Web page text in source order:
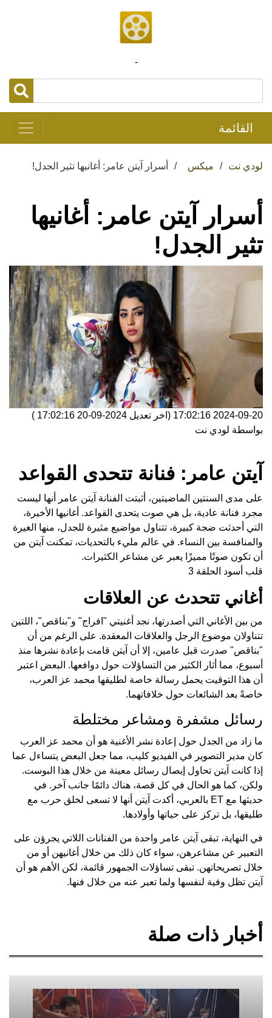
-
القائمة
لودي نت ميكس أسرار آيتن عامر: أغانيها تثير الجدل!
أسرار آيتن عامر: أغانيها
تثير الجدل!
2024-09-20 17:02:16 (اخر تعديل 2024-09-20 17:02:16
)
بواسطة لودي نت
آيتن عامر: فنانة تتحدى القواعد
على مدى السنتين الماضيتين، أثبتت الفنانة آيتن عامر
أنها ليست
مجرد فنانة عادية، بل هي صوت يتحدى القواعد. أغانيها الأخيرة،
التي أحدثت ضجة كبيرة، تتناول مواضيع مثيرة للجدل، منها الغيرة
والمنافسة بين النساء. في عالم مليء بالتحديات، تمكنت آيتن من
أن تكون صوتًا مميزًا يعبر عن مشاعر الكثيرات.
قلب أسود الحلقة 3
أغاني تتحدث عن العلاقات
من بين الأغاني التي أصدرتها، نجد أغنيتي "افراج" و"بناقص"، اللتين
تتناولان موضوع الرجل والعلاقات المعقدة. على الرغم من أن
"بناقص" صدرت قبل عامين، إلا أن آيتن قامت بإعادة نشرها منذ
أسبوع، مما أثار الكثير من التساؤلات حول دوافعها. البعض اعتبر
أن هذا التوقيت يحمل رسالة خاصة لطليقها محمد عز العرب،
خاصةً بعد الشائعات حول خلافاتهما.
رسائل مشفرة ومشاعر مختلطة
ما زاد من الجدل حول إعادة نشر الأغنية هو أن محمد عز العرب
كان مدير التصوير في الفيديو كليب، مما جعل البعض يتساءل عما
إذا كانت آيتن تحاول إيصال رسائل معينة من خلال هذا البوست.
ولكن، كما هو الحال في كل قصة، هناك دائمًا جانب آخر. في
حديثها مع ET بالعربي، أكدت آيتن أنها لا تسعى لخلق حرب مع
طليقها، بل تركز على حياتها وأولادها.
في النهاية، تبقى آيتن عامر واحدة من الفنانات اللاتي يجرؤن على
التعبير عن مشاعرهن، سواء كان ذلك من خلال أغانيهن أو من
خلال تصريحاتهن. تبقى تساؤلات الجمهور قائمة، لكن الأهم هو أن
آيتن تظل وفية لنفسها ولما تعبر عنه من خلال فنها.
أخبار ذات صلة